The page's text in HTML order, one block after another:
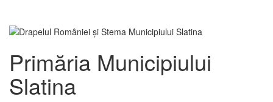
Primăria Municipiului
Slatina